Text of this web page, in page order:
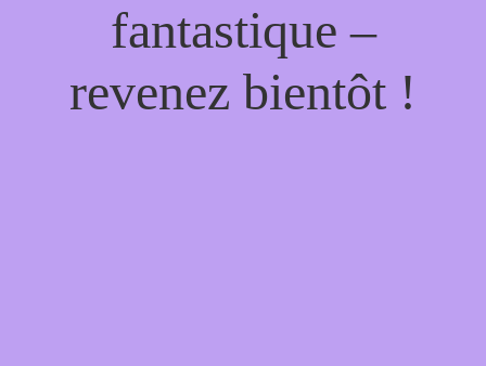
fantastique –
revenez bientôt !